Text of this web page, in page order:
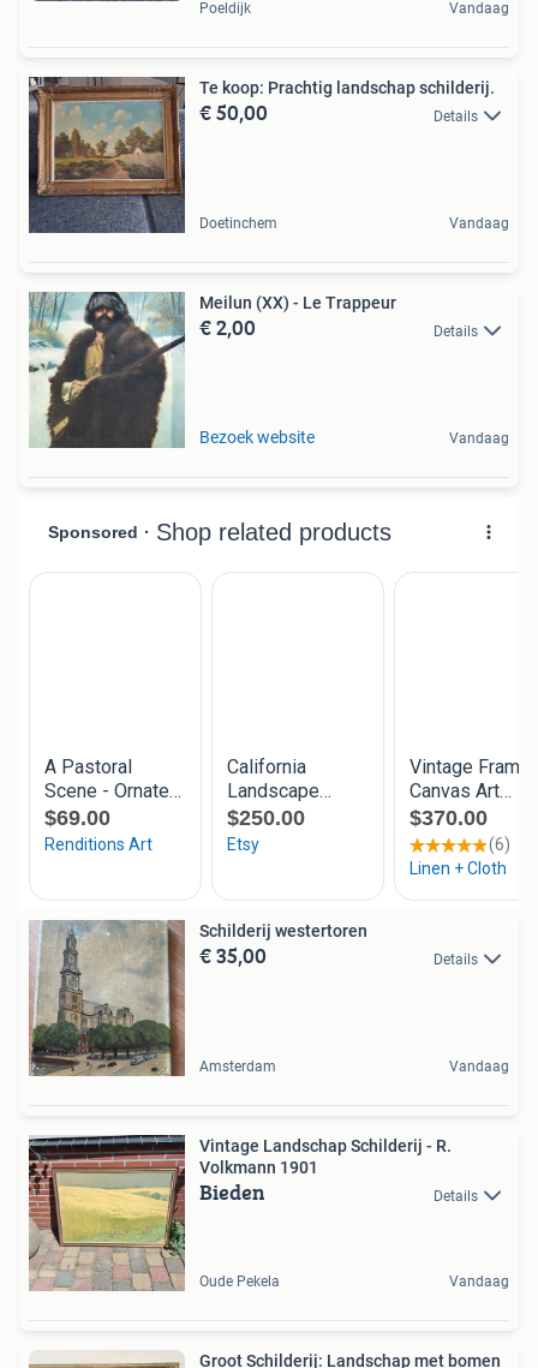
Poeldijk Vandaag
Te koop: Prachtig landschap schilderij.
€ 50,00 Details
Doetinchem Vandaag
Meilun (XX) - Le Trappeur
€ 2,00 Details
Bezoek website Vandaag
Schilderij westertoren
€ 35,00 Details
Amsterdam Vandaag
Vintage Landschap Schilderij - R.
Volkmann 1901
Bieden Details
Oude Pekela Vandaag
Groot Schilderij: Landschap met bomen